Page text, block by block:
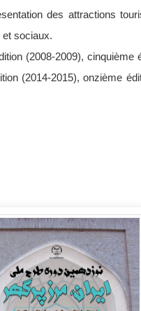
des attractions
et sociaux.
(2008-2009), cinquième
(2014-2015), onzième